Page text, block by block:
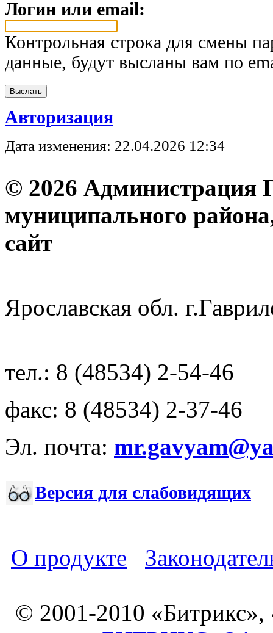
Логин или email:
Контрольная строка для смены
данные, будут высланы вам по
Авторизация
Дата изменения: 22.04.2026 12:34
© 2026 Администрация
муниципального
Ярославская обл.
тел.: 8 (48534) 2-54-46
факс: 8 (48534) 2-37-46
Эл. почта:
Версия для слабовидящих
О продукте
© 2001-2010 «Битрикс»,